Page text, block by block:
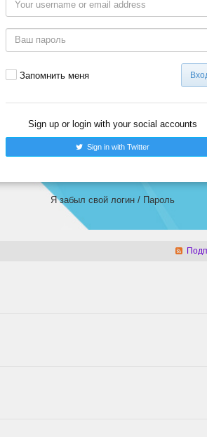
Запомнить меня
Sign up or login with your social accounts
Sign in with Twitter
Я забыл свой логин/ Пароль